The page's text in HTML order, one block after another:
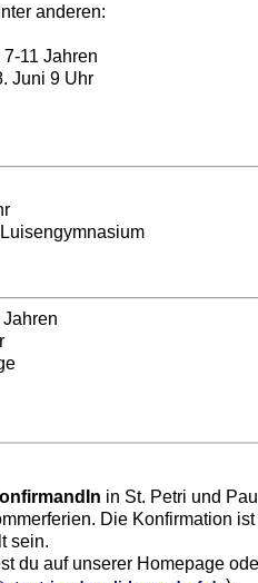
anderen:
7-11 Jahren
Juni 9 Uhr
in St. Petri und
Die Konfirmation
sein.
du auf unserer Homepage